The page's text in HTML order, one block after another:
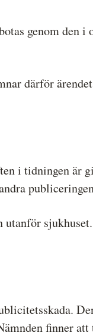
genom den i
därför
i tidningen är
utanför
finner att